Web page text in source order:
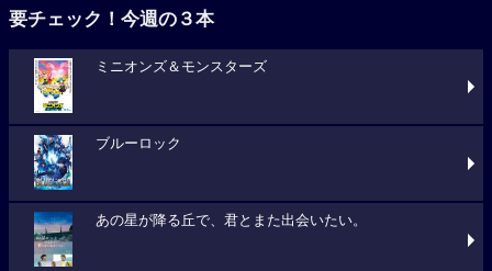
要チェック！今週の３本
ミニオンズ＆モンスターズ
ブルーロック
あの星が降る丘で、君とまた出会いたい。